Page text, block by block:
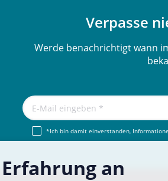
Verpasse
Werde benachrichtigt wann
*Ich bin damit einverstanden,
an